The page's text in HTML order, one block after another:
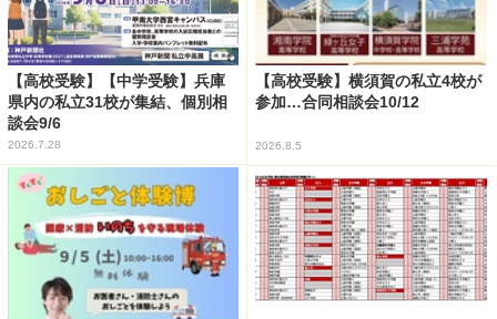
【高校受験】【中学受験】兵庫
県内の私立31校が集結、個別相
談会9/6
2026.7.28
【高校受験】横須賀の私立4校が
参加…合同相談会10/12
2026.8.5